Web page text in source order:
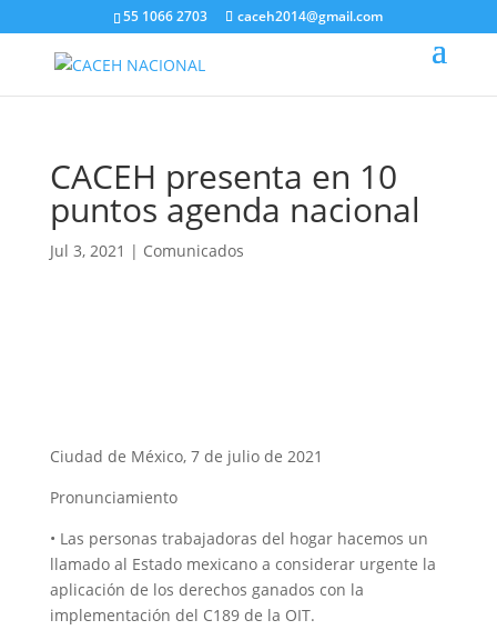
55 1066 2703 caceh2014@gmail.com
CACEH presenta en 10
puntos agenda nacional
Jul 3, 2021 | Comunicados
Ciudad de México, 7 de julio de 2021
Pronunciamiento
• Las personas trabajadoras del hogar hacemos un
llamado al Estado mexicano a considerar urgente la
aplicación de los derechos ganados con la
implementación del C189 de la OIT.